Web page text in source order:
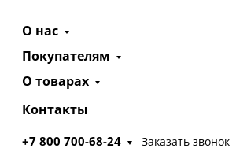
О нас
Покупателям
О товарах
Контакты
+7 800 700-68-24 Заказать звонок